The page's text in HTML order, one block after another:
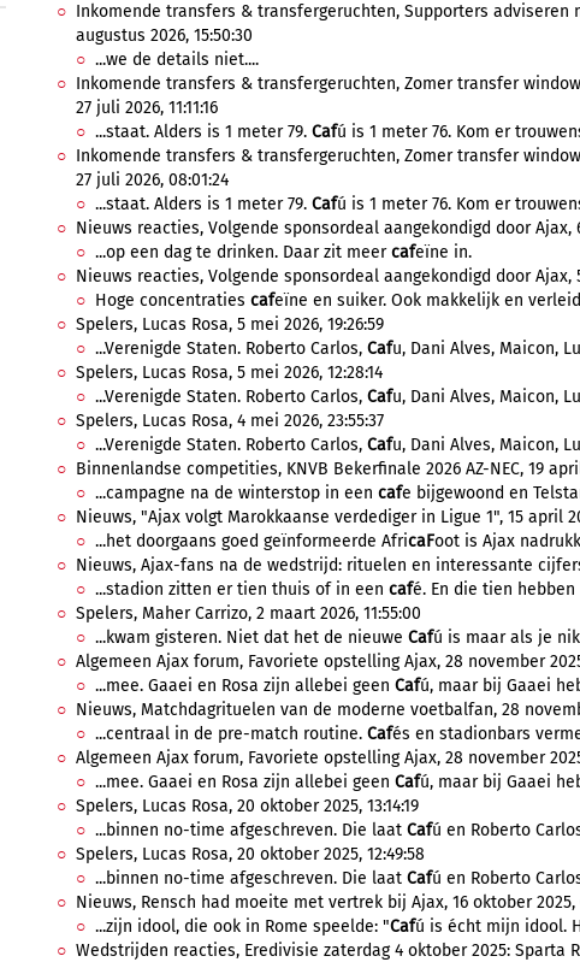
Inkomende transfers & transfergeruchten, Supporters adviseren
augustus 2026, 15:50:30
...we de details niet....
Inkomende transfers & transfergeruchten, Zomer transfer
27 juli 2026, 11:11:16
...staat. Alders is 1 meter 79. Cafú is 1 meter 76. Kom er
Inkomende transfers & transfergeruchten, Zomer transfer
27 juli 2026, 08:01:24
...staat. Alders is 1 meter 79. Cafú is 1 meter 76. Kom er
Nieuws reacties, Volgende sponsordeal aangekondigd door Ajax,
...op een dag te drinken. Daar zit meercafeïne in.
Nieuws reacties, Volgende sponsordeal aangekondigd door Ajax,
Hoge concentraties cafeïne en suiker. Ook makkelijk en
Spelers, Lucas Rosa, 5 mei 2026, 19:26:59
...Verenigde Staten. Roberto Carlos, Cafu, Dani Alves, Maicon,
Spelers, Lucas Rosa, 5 mei 2026, 12:28:14
...Verenigde Staten. Roberto Carlos, Cafu, Dani Alves, Maicon,
Spelers, Lucas Rosa, 4 mei 2026, 23:55:37
...Verenigde Staten. Roberto Carlos, Cafu, Dani Alves, Maicon,
Binnenlandse competities, KNVB Bekerfinale 2026 AZ-NEC, 19 april
...campagne na de winterstop in een cafe bijgewoond en
Nieuws, "Ajax volgt Marokkaanse verdediger in Ligue 1", 15 april
...het doorgaans goed geïnformeerde AfricaFoot is Ajax
Nieuws, Ajax-fans na de wedstrijd: rituelen en interessante
...stadion zitten er tien thuis of in een café. En die tien hebben
Spelers, Maher Carrizo, 2 maart 2026, 11:55:00
...kwam gisteren. Niet dat het de nieuwe Cafú is maar als je
Algemeen Ajax forum, Favoriete opstelling Ajax, 28 november
...mee. Gaaei en Rosa zijn allebei geen Cafú, maar bij Gaaei
Nieuws, Matchdagrituelen van de moderne voetbalfan, 28
...centraal in de pre-match routine. Cafés en stadionbars
Algemeen Ajax forum, Favoriete opstelling Ajax, 28 november
...mee. Gaaei en Rosa zijn allebei geen Cafú, maar bij Gaaei
Spelers, Lucas Rosa, 20 oktober 2025, 13:14:19
...binnen no-time afgeschreven. Die laat Cafú en Roberto
Spelers, Lucas Rosa, 20 oktober 2025, 12:49:58
...binnen no-time afgeschreven. Die laat Cafú en Roberto
Nieuws, Rensch had moeite met vertrek bij Ajax, 16 oktober 2025,
...zijn idool, die ook in Rome speelde: "Cafú is écht mijn idool.
Wedstrijden reacties, Eredivisie zaterdag 4 oktober 2025: Sparta